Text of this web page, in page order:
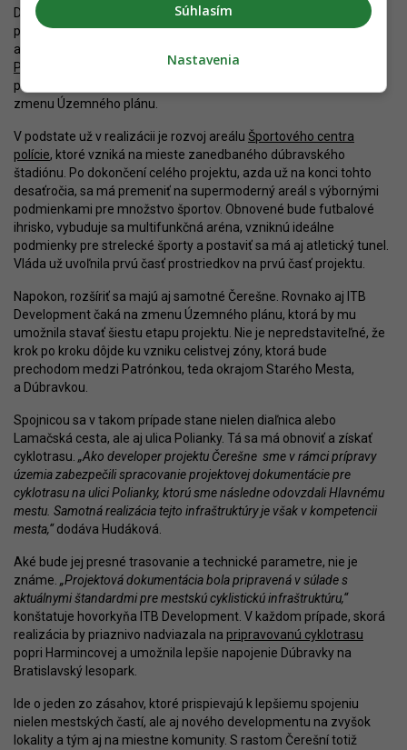
Dopomôžu k tomu pripravované projekty v okolí. JTRE plánuje
postupne zastavať blok medzi Harmincovou, Pri Suchej Vydrici
a Ul. M. Schneidera-Trnavského. Zámer sa zatiaľ nazýva
Polyfunkčný komplex Harmincovaa v súčasnosti prebieha
povoľovanie prvej etapy. Zvyšok developmentu si musí počkať na
zmenu Územného plánu.
V podstate už v realizácii je rozvoj areálu Športového centra
polície, ktoré vzniká na mieste zanedbaného dúbravského
štadiónu. Po dokončení celého projektu, azda už na konci tohto
desaťročia, sa má premeniť na supermoderný areál s výbornými
podmienkami pre množstvo športov. Obnovené bude futbalové
ihrisko, vybuduje sa multifunkčná aréna, vzniknú ideálne
podmienky pre strelecké športy a postaviť sa má aj atletický tunel.
Vláda už uvoľnila prvú časť prostriedkov na prvú časť projektu.
Napokon, rozšíriť sa majú aj samotné Čerešne. Rovnako aj ITB
Development čaká na zmenu Územného plánu, ktorá by mu
umožnila stavať šiestu etapu projektu. Nie je nepredstaviteľné, že
krok po kroku dôjde ku vzniku celistvej zóny, ktorá bude
prechodom medzi Patrónkou, teda okrajom Starého Mesta,
a Dúbravkou.
Spojnicou sa v takom prípade stane nielen diaľnica alebo
Lamačská cesta, ale aj ulica Polianky. Tá sa má obnoviť a získať
cyklotrasu. „Ako developer projektu Čerešne sme v rámci prípravy
územia zabezpečili spracovanie projektovej dokumentácie pre
cyklotrasu na ulici Polianky, ktorú sme následne odovzdali Hlavnému
mestu. Samotná realizácia tejto infraštruktúry je však v kompetencii
mesta,“dodáva Hudáková.
Aké bude jej presné trasovanie a technické parametre, nie je
známe. „Projektová dokumentácia bola pripravená v súlade s
aktuálnymi štandardmi pre mestskú cyklistickú infraštruktúru,“
konštatuje hovorkyňa ITB Development. V každom prípade, skorá
realizácia by priaznivo nadviazala na pripravovanú cyklotrasu
popri Harmincovej a umožnila lepšie napojenie Dúbravky na
Bratislavský lesopark.
Ide o jeden zo zásahov, ktoré prispievajú k lepšiemu spojeniu
nielen mestských častí, ale aj nového developmentu na zvyšok
lokality a tým aj na miestne komunity. S rastom Čerešní totiž
Súhlasím
Nastavenia